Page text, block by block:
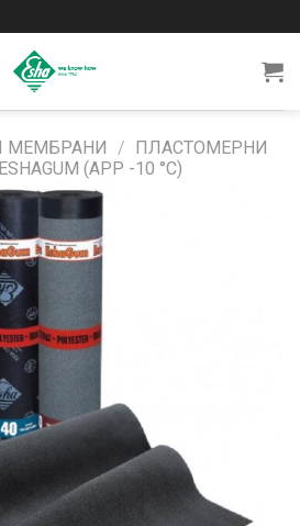
МЕМБРАНИ / ПЛАСТОМЕРНИ
ESHAGUM (APP -10 °C)